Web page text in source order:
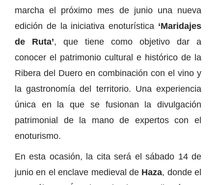
marcha el próximo mes de junio una nueva
edición de la iniciativa enoturística ‘Maridajes
de Ruta’, que tiene como objetivo dar a
conocer el patrimonio cultural e histórico de la
Ribera del Duero en combinación con el vino y
la gastronomía del territorio. Una experiencia
única en la que se fusionan la divulgación
patrimonial de la mano de expertos con el
enoturismo.
En esta ocasión, la cita será el sábado 14 de
junio en el enclave medieval deHaza, donde el